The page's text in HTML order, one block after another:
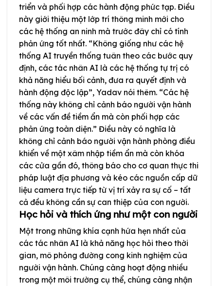
triển và phối hợp các hành động phức tạp. Điều
này giới thiệu một lớp trí thông minh mới cho
các hệ thống an ninh mà trước đây chỉ có tính
phản ứng tốt nhất. “Không giống như các hệ
thống AI truyền thống tuân theo các bước quy
định, các tác nhân AI là các hệ thống tự trị có
khả năng hiểu bối cảnh, đưa ra quyết định và
hành động độc lập”, Yadav nói thêm. “Các hệ
thống này không chỉ cảnh báo người vận hành
về các vấn đề tiềm ẩn mà còn phối hợp các
phản ứng toàn diện.” Điều này có nghĩa là
không chỉ cảnh báo người vận hành phòng điều
khiển về một xâm nhập tiềm ẩn mà còn khóa
các cửa gần đó, thông báo cho cơ quan thực thi
pháp luật địa phương và kéo các nguồn cấp dữ
liệu camera trực tiếp từ vị trí xảy ra sự cố – tất
cả đều không cần sự can thiệp của con người.
Học hỏi và thích ứng như một con người
Một trong những khía cạnh hứa hẹn nhất của
các tác nhân AI là khả năng học hỏi theo thời
gian, mô phỏng đường cong kinh nghiệm của
người vận hành. Chúng càng hoạt động nhiều
trong một môi trường cụ thể, chúng càng nhận